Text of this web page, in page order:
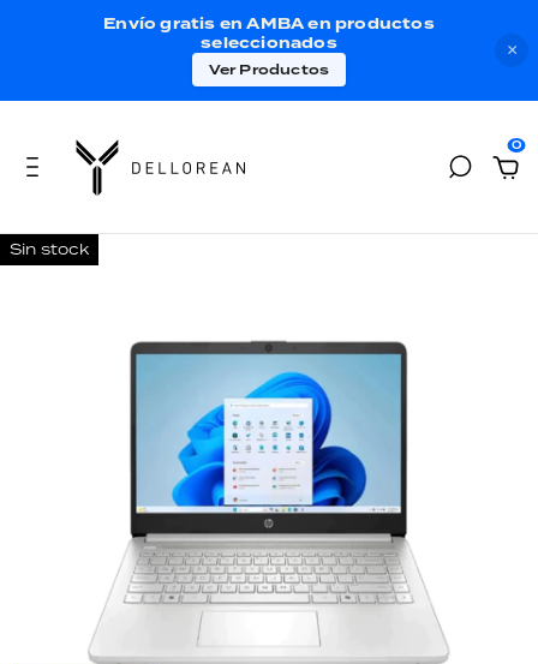
×
Envío gratis en AMBA en productos
seleccionados
Ver Productos
0
Sin stock